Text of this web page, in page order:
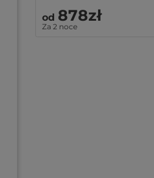
od 878zł
Za 2 noce